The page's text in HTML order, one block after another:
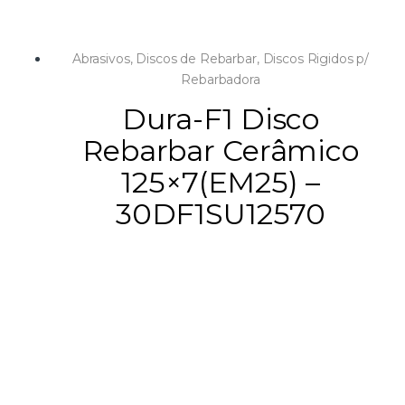
Abrasivos, Discos de Rebarbar, Discos Rigidos p/
Rebarbadora
Dura-F1 Disco
Rebarbar Cerâmico
125×7(EM25) –
30DF1SU12570